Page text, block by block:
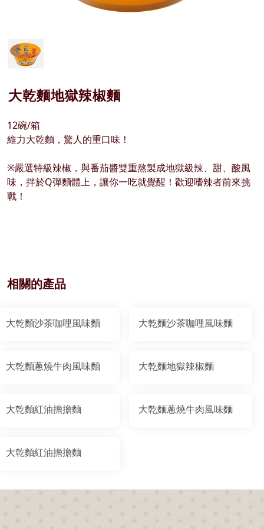
大乾麵地獄辣椒麵
12碗/箱
維力大乾麵，驚人的重口味！
※嚴選特級辣椒，與番茄醬雙重熬製成地獄級辣、甜、酸風
味，拌於Q彈麵體上，讓你一吃就覺醒！歡迎嗜辣者前來挑
戰！
相關的產品
大乾麵沙茶咖哩風味麵 大乾麵沙茶咖哩風味麵
大乾麵蔥燒牛肉風味麵 大乾麵地獄辣椒麵
大乾麵紅油擔擔麵 大乾麵蔥燒牛肉風味麵
大乾麵紅油擔擔麵